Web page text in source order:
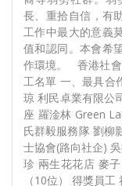
長、重拾自信，有
工作中最大的意義
值和認同。本會希
作環境。 香港社
工名單 一、最具合
琼 利民卓業有限公
座 羅淦林 Green
氏群毅服務隊 劉柳
士協會(路向社企)
珍 兩生花花店 麥
（10位） 得獎員